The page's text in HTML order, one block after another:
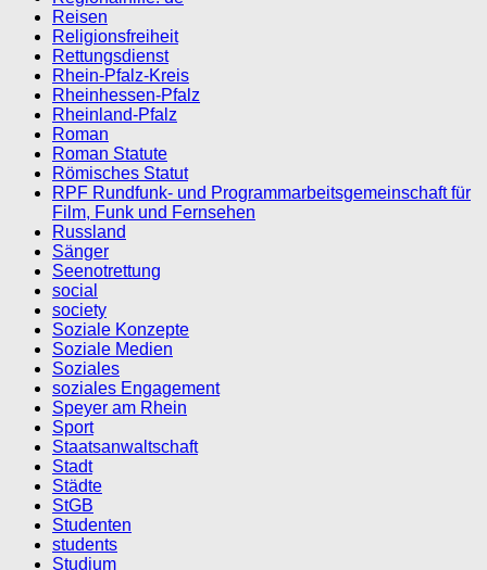
Reisen
Religionsfreiheit
Rettungsdienst
Rhein-Pfalz-Kreis
Rheinhessen-Pfalz
Rheinland-Pfalz
Roman
Roman Statute
Römisches Statut
RPF Rundfunk- und Programmarbeitsgemeinschaft für
Film, Funk und Fernsehen
Russland
Sänger
Seenotrettung
social
society
Soziale Konzepte
Soziale Medien
Soziales
soziales Engagement
Speyer am Rhein
Sport
Staatsanwaltschaft
Stadt
Städte
StGB
Studenten
students
Studium